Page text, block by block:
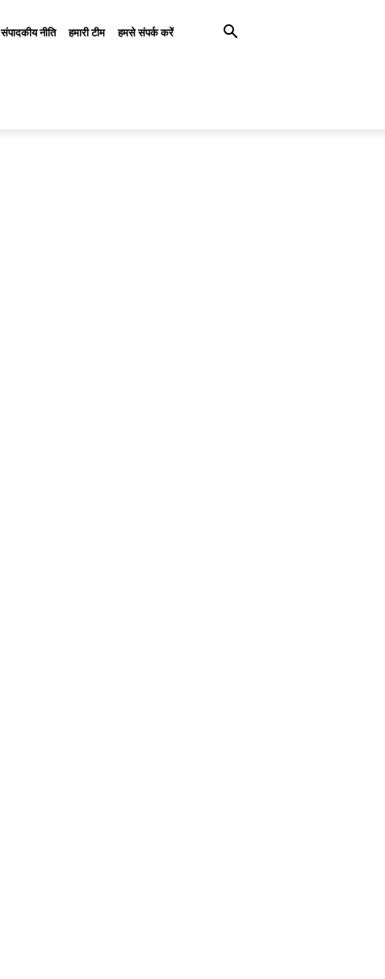
संपादकीय नीति हमारी टीम हमसे संपर्क करें